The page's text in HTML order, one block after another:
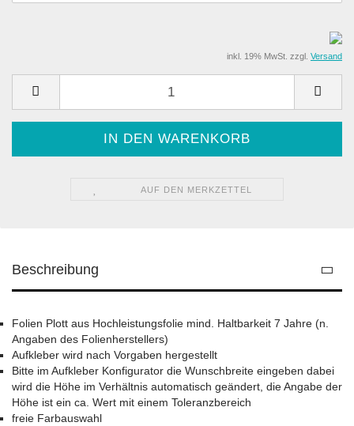
inkl. 19% MwSt. zzgl. Versand
AUF DEN MERKZETTEL
Beschreibung
Folien Plott aus Hochleistungsfolie mind. Haltbarkeit 7 Jahre (n.
Angaben des Folienherstellers)
Aufkleber wird nach Vorgaben hergestellt
Bitte im Aufkleber Konfigurator die Wunschbreite eingeben dabei
wird die Höhe im Verhältnis automatisch geändert, die Angabe der
Höhe ist ein ca. Wert mit einem Toleranzbereich
freie Farbauswahl